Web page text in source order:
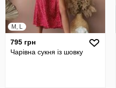
M, L
795 грн
Чарівна сукня із шовку